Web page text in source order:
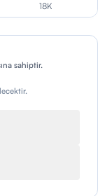
18K
sahiptir.